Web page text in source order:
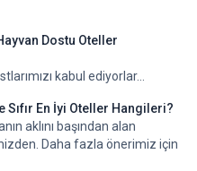
Dostu Oteller
kabul ediyorlar...
En İyi Oteller Hangileri?
aklını başından alan
Daha fazla önerimiz için